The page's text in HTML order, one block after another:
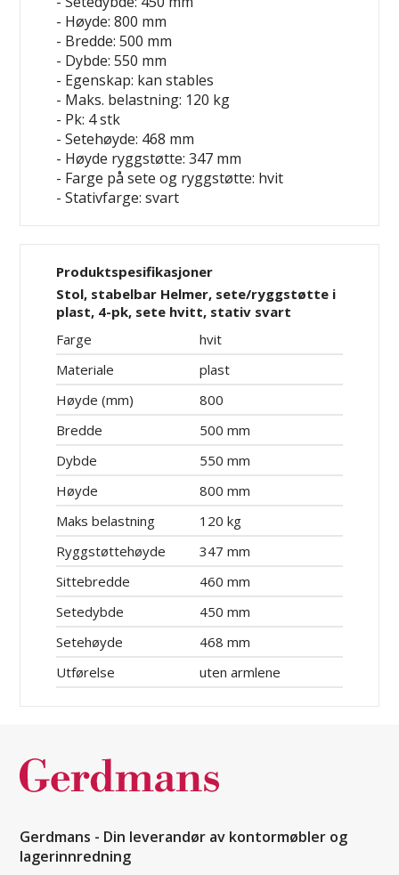
- Høyde: 800 mm
- Bredde: 500 mm
- Dybde: 550 mm
- Egenskap: kan stables
- Maks. belastning: 120 kg
- Pk: 4 stk
- Setehøyde: 468 mm
- Høyde ryggstøtte: 347 mm
- Farge på sete og ryggstøtte: hvit
- Stativfarge: svart
Produktspesifikasjoner
Stol, stabelbar Helmer, sete/ryggstøtte i
plast, 4-pk, sete hvitt, stativ svart
Farge
hvit
Materiale
plast
Høyde (mm)
800
Bredde
500 mm
Dybde
550 mm
Høyde
800 mm
Maks belastning
120 kg
Ryggstøttehøyde
347 mm
Sittebredde
460 mm
Setedybde
450 mm
Setehøyde
468 mm
Utførelse
uten armlene
Gerdmans - Din leverandør av kontormøbler og
lagerinnredning